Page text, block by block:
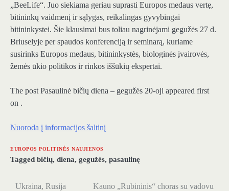
„BeeLife“. Juo siekiama geriau suprasti Europos medaus vertę,
bitininkų vaidmenį ir sąlygas, reikalingas gyvybingai
bitininkystei. Šie klausimai bus toliau nagrinėjami gegužės 27 d.
Briuselyje per spaudos konferenciją ir seminarą, kuriame
susirinks Europos medaus, bitininkystės, biologinės įvairovės,
žemės ūkio politikos ir rinkos iššūkių ekspertai.
The post Pasaulinė bičių diena – gegužės 20-oji appeared first
on .
Nuoroda į informacijos šaltinį
EUROPOS POLITINĖS NAUJIENOS
Tagged bičių, diena, gegužės, pasaulinę
Ukraina, Rusija
Kauno „Rubininis“ choras su vadovu